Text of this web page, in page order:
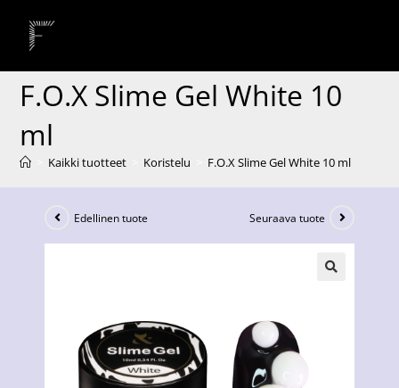
F.O.X Slime Gel White 10
ml
Kaikki tuotteet Koristelu F.O.X Slime Gel White 10 ml
Edellinen tuote Seuraava tuote